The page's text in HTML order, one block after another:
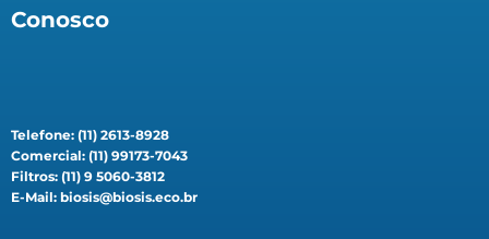
Conosco
Telefone: (11) 2613-8928
Comercial: (11) 99173-7043
Filtros: (11) 9 5060-3812
E-Mail: biosis@biosis.eco.br